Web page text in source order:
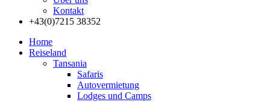
Kontakt
+43(0)7215 38352
Home
Reiseland
Tansania
Safaris
Autovermietung
Lodges und Camps